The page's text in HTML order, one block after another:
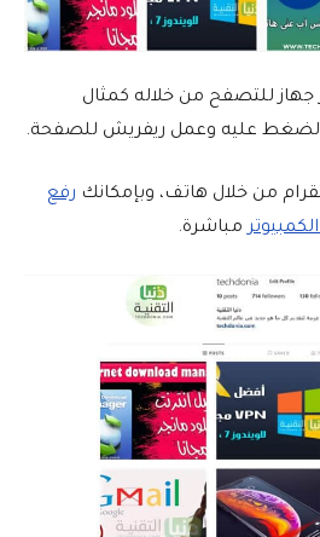
جهاز للتصفح من خلاله كمثال
رفع
مباشرة.